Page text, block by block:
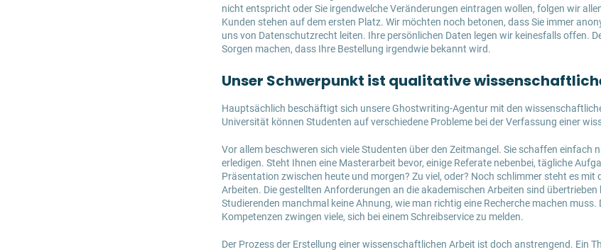
nicht entspricht oder Sie irgendwelche Veränderungen eintragen wollen, folgen wir
Kunden stehen auf dem ersten Platz. Wir möchten noch betonen, dass Sie immer
uns von Datenschutzrecht leiten. Ihre persönlichen Daten legen wir keinesfalls offen.
Sorgen machen, dass Ihre Bestellung irgendwie bekannt wird.
Unser Schwerpunkt ist qualitative
Hauptsächlich beschäftigt sich unsere Ghostwriting-Agentur mit den
Universität können Studenten auf verschiedene Probleme bei der Verfassung einer
Vor allem beschweren sich viele Studenten über den Zeitmangel. Sie schaffen einfach
erledigen. Steht Ihnen eine Masterarbeit bevor, einige Referate nebenbei, tägliche
Präsentation zwischen heute und morgen? Zu viel, oder? Noch schlimmer steht es mit
Arbeiten. Die gestellten Anforderungen an die akademischen Arbeiten sind übertrieben
Studierenden manchmal keine Ahnung, wie man richtig eine Recherche machen muss.
Kompetenzen zwingen viele, sich bei einem Schreibservice zu melden.
Der Prozess der Erstellung einer wissenschaftlichen Arbeit ist doch anstrengend. Ein